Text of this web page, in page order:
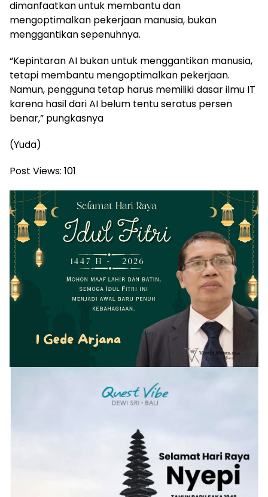
dimanfaatkan untuk membantu dan
mengoptimalkan pekerjaan manusia, bukan
menggantikan sepenuhnya.
“Kepintaran AI bukan untuk menggantikan manusia,
tetapi membantu mengoptimalkan pekerjaan.
Namun, pengguna tetap harus memiliki dasar ilmu IT
karena hasil dari AI belum tentu seratus persen
benar,” pungkasnya
(Yuda)
Post Views: 101